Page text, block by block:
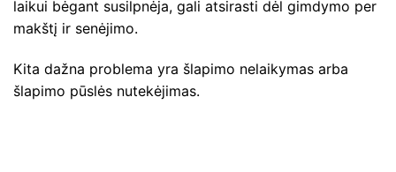
laikui bėgant susilpnėja, gali atsirasti dėl gimdymo per
makštį ir senėjimo.
Kita dažna problema yra šlapimo nelaikymas arba
šlapimo pūslės nutekėjimas.